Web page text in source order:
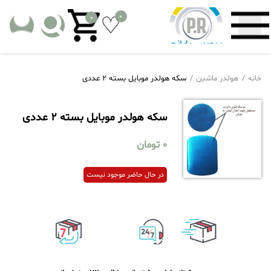
0
0
خانه هولدر ماشین سکه هولدر موبایل بسته 2 عددی
سکه هولدر موبایل بسته 2 عددی
0 تومان
در حال حاضر موجود نیست